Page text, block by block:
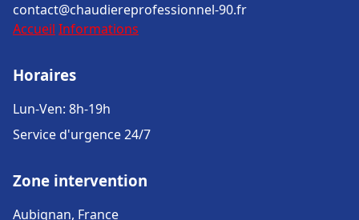
contact@chaudiereprofessionnel-90.fr
Accueil Informations
Horaires
Lun-Ven: 8h-19h
Service d'urgence 24/7
Zone intervention
Aubignan, France